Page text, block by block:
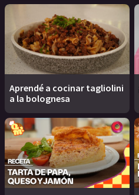
Aprendé a cocinar tagliolini
a la bolognesa